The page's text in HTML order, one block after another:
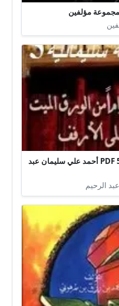
تحميل كتاب شرائح قصصية سليمانية 5 PDF أحمد علي سليمان عبد
الرحيم